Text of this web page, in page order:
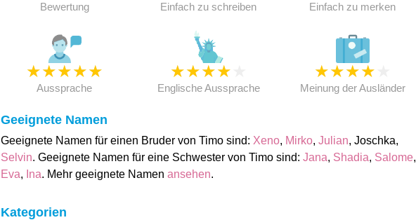
Bewertung Einfach zu schreiben Einfach zu merken
★★★★★
Aussprache
★★★★
Englische Aussprache
★★★★
Meinung der Ausländer
Geeignete Namen
Geeignete Namen für einen Bruder von Timo sind: Xeno, Mirko, Julian, Joschka,
Selvin. Geeignete Namen für eine Schwester von Timo sind: Jana, Shadia, Salome,
Eva, Ina. Mehr geeignete Namen ansehen.
Kategorien